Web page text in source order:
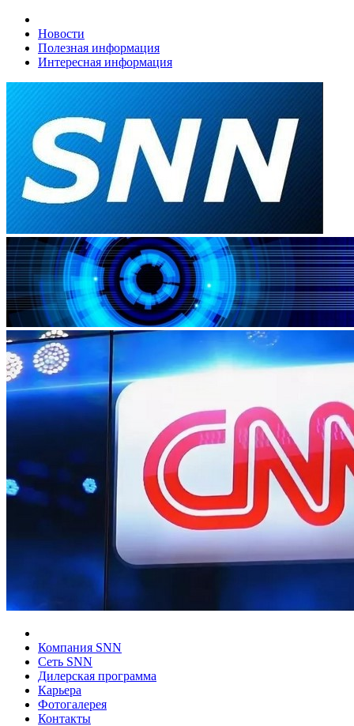
Новости
Полезная информация
Интересная информация
Компания SNN
Сеть SNN
Дилерская программа
Карьера
Фотогалерея
Контакты